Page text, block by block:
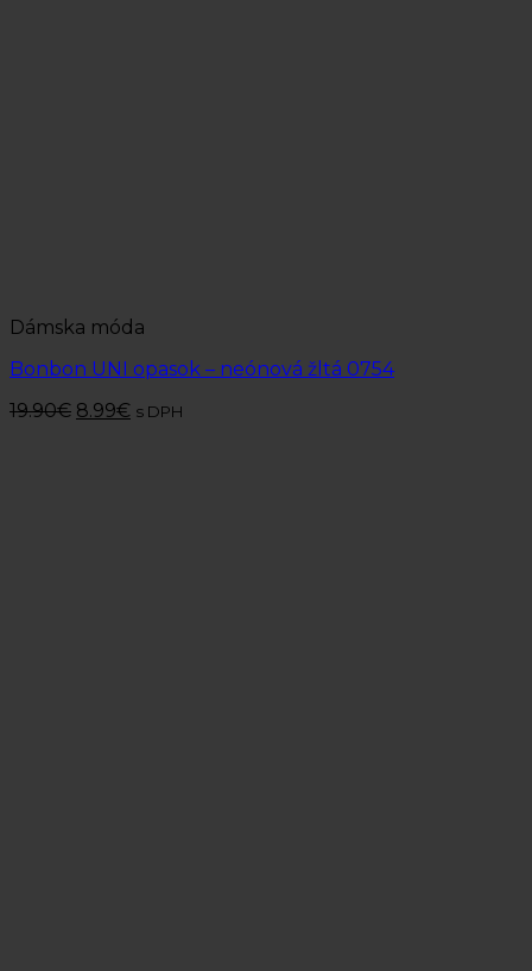
Dámska móda
Bonbon UNI opasok – neónová žltá 0754
19.90€ 8.99€ s DPH